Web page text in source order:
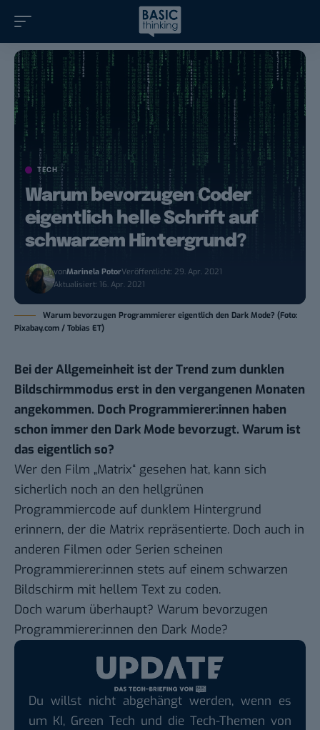
TECH
Warum bevorzugen Coder
eigentlich helle Schrift auf
schwarzem Hintergrund?
vonMarinela PotorVeröffentlicht: 29. Apr. 2021
Aktualisiert: 16. Apr. 2021
Warum bevorzugen Programmierer eigentlich den Dark Mode? (Foto:
Pixabay.com / Tobias ET)
Bei der Allgemeinheit ist der Trend zum dunklen
Bildschirmmodus erst in den vergangenen Monaten
angekommen. Doch Programmierer:innen haben
schon immer den Dark Mode bevorzugt. Warum ist
das eigentlich so?
Wer den Film „Matrix“ gesehen hat, kann sich
sicherlich noch an den hellgrünen
Programmiercode auf dunklem Hintergrund
erinnern, der die Matrix repräsentierte. Doch auch in
anderen Filmen oder Serien scheinen
Programmierer:innen stets auf einem schwarzen
Bildschirm mit hellem Text zu coden.
Doch warum überhaupt? Warum bevorzugen
Programmierer:innen den Dark Mode?
Du willst nicht abgehängt werden, wenn es
um KI, Green Tech und die Tech-Themen von